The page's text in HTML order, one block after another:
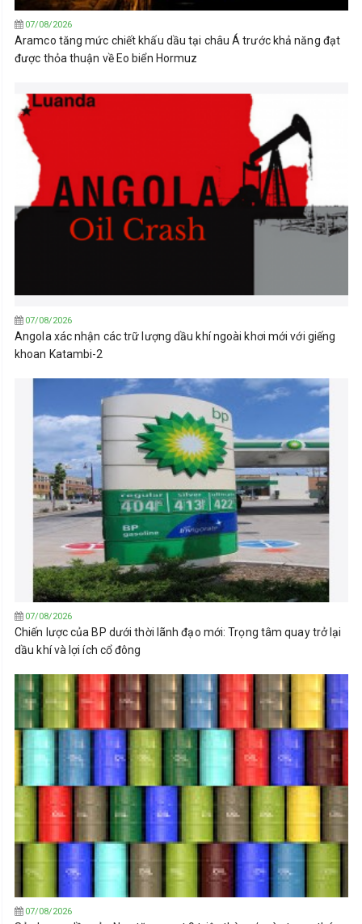
07/08/2026
Aramco tăng mức chiết khấu dầu tại châu Á trước khả năng đạt
được thỏa thuận về Eo biển Hormuz
07/08/2026
Angola xác nhận các trữ lượng dầu khí ngoài khơi mới với giếng
khoan Katambi-2
07/08/2026
Chiến lược của BP dưới thời lãnh đạo mới: Trọng tâm quay trở lại
dầu khí và lợi ích cổ đông
07/08/2026